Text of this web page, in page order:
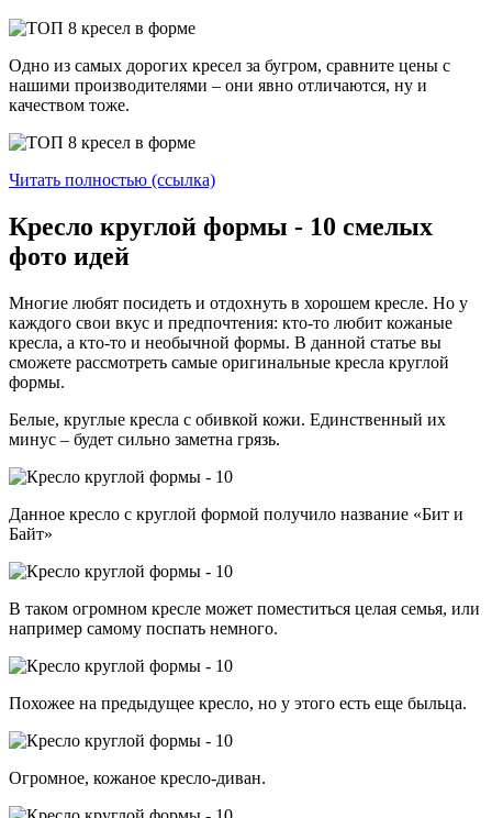
Одно из самых дорогих кресел за бугром, сравните цены с
нашими производителями – они явно отличаются, ну и
качеством тоже.
Читать полностью (ссылка)
Кресло круглой формы - 10 смелых
фото идей
Многие любят посидеть и отдохнуть в хорошем кресле. Но у
каждого свои вкус и предпочтения: кто-то любит кожаные
кресла, а кто-то и необычной формы. В данной статье вы
сможете рассмотреть самые оригинальные кресла круглой
формы.
Белые, круглые кресла с обивкой кожи. Единственный их
минус – будет сильно заметна грязь.
Данное кресло с круглой формой получило название «Бит и
Байт»
В таком огромном кресле может поместиться целая семья, или
например самому поспать немного.
Похожее на предыдущее кресло, но у этого есть еще быльца.
Огромное, кожаное кресло-диван.